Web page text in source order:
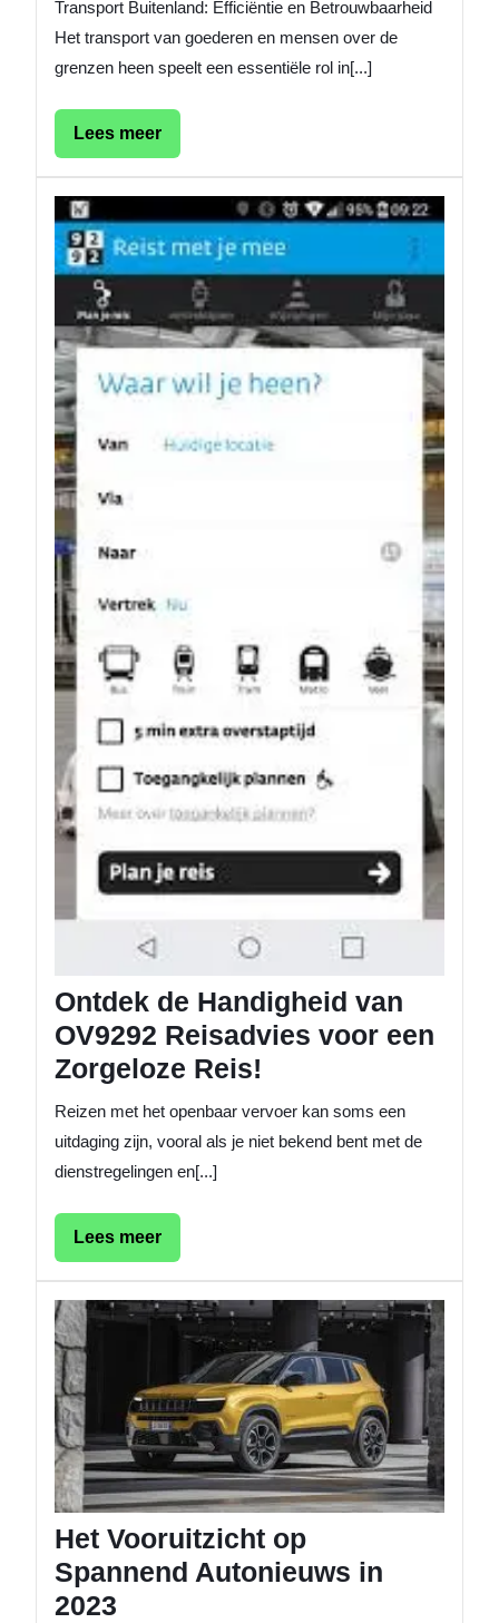
Transport Buitenland: Efficiëntie en Betrouwbaarheid
Het transport van goederen en mensen over de
grenzen heen speelt een essentiële rol in[...]
Lees meerLees
meer
de
van
voor
een
Reis!
Ontdek de Handigheid van
OV9292 Reisadvies voor een
Zorgeloze Reis!
Reizen met het openbaar vervoer kan soms een
uitdaging zijn, vooral als je niet bekend bent met de
dienstregelingen en[...]
Lees meerLees
meer
Het
op
Het Vooruitzicht op
Spannend Autonieuws in
2023